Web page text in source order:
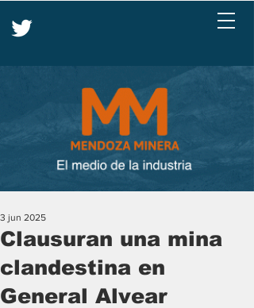
Clausuran una mina
clandestina en
General Alvear
3 jun 2025